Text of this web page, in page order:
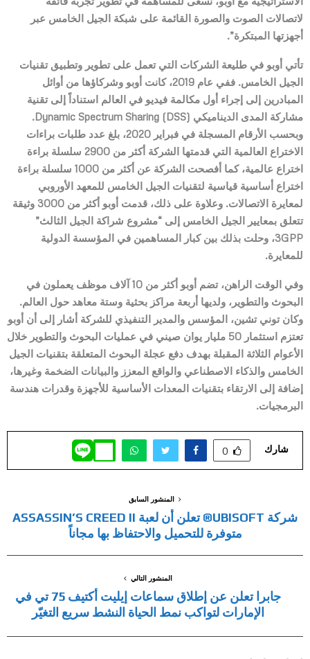
لاتصالات الصوت والصورة القائمة على شبكة الجيل الخامس عبر
أجهزتها المبتكرة”.
تأتي أوبو في طليعة الشركات التي تعمل على تطوير وتطبيق تقنيات
الجيل الخامس. ففي عام 2019، كانت أوبو
وشركاؤها من أوائل
المبادرين إلى إجراء أول مكالمة فيديو في العالم استناداً إلى تقنية
مشاركة المدى الديناميكي Dynamic Spectrum Sharing (DSS)
.
وبحسب الأرقام المسجلة في فبراير 2020، بلغ عدد طلبات براءات
الاختراع العالمية التي قدمتها الشركة أكثر من 2900 سلسلة براءة
اختراع عالمية، كما أفصحت الشركة عن أكثر من 1000 سلسلة براءة
اختراع أساسية قياسية لتقنيات الجيل الخامس للمعهد الأوروبي
لمعايرة الاتصالات. وعلاوة على ذلك، قدمت أوبو أكثر من 3000 وثيقة
تتعلق بمعايير الجيل الخامس إلى “مشروع شراكة الجيل الثالث”
3GPP، وحلت بذلك بين كبار المساهمين في المؤسسة الدولية
للمعايرة.
وفي الوقت الراهن، تضم أوبو أكثر من 10 آلاف موظف يعملون في
البحوث والتطوير، ولديها أربعة مراكز بحثية وستة معاهد حول العالم.
وكان توني تشين، المؤسس والمدير التنفيذي للشركة أشار إلى أن أوبو
تعتزم استثمار 50 مليار يوان صيني في عمليات البحوث والتطوير خلال
الأعوام الثلاثة المقبلة بهدف دفع عجلة البحوث المتعلقة بتقنيات الجيل
الخامس والذكاء الاصطناعي والواقع المعزز والبيانات الضخمة وغيرها،
إضافة إلى الارتقاء بتقنيات المعدات الأساسية للأجهزة وقدرات هندسة
البرمجيات.
شارك 0
المنشور السابق
شركة UBISOFT® تعلن أن لعبة ASSASSIN’S CREED II
متوفرة للتحميل والاحتفاظ بها مجاناً
المنشور التالي
جابرا تعلن عن إطلاق سماعات إيليت أكتيف 75 تي في
الإمارات لتواكب نمط الحياة النشط سريع التغيّر